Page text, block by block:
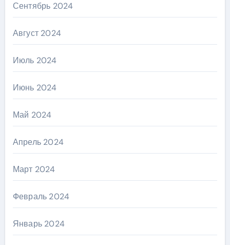
Сентябрь 2024
Август 2024
Июль 2024
Июнь 2024
Май 2024
Апрель 2024
Март 2024
Февраль 2024
Январь 2024